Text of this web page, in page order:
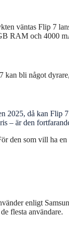
väntas Flip 7
RAM och 4000
kan bli något
2025, då kan Flip
– är den
den som vill ha
enligt
flesta användare.